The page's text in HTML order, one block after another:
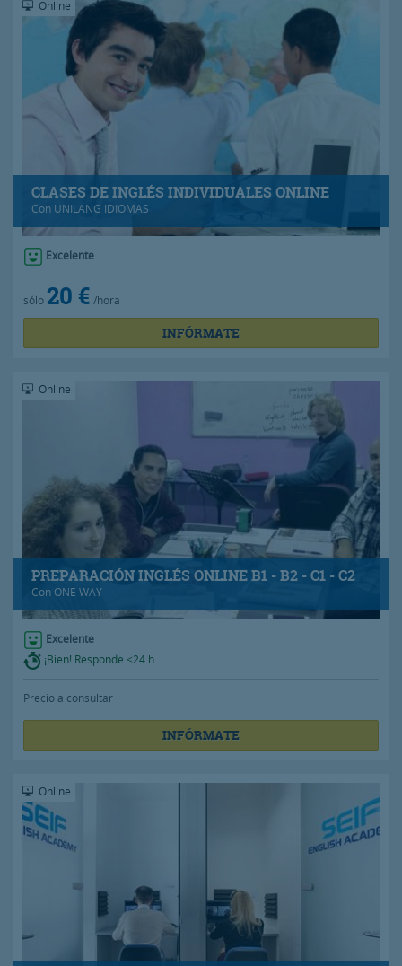
CLASES DE INGLÉS INDIVIDUALES ONLINE
Con UNILANG IDIOMAS
Online
Excelente
sólo20 € /hora
INFÓRMATE
PREPARACIÓN INGLÉS ONLINE B1 - B2 - C1 - C2
Con ONE WAY
Online
Excelente
¡Bien! Responde <24 h.
Precio a consultar
INFÓRMATE
Online